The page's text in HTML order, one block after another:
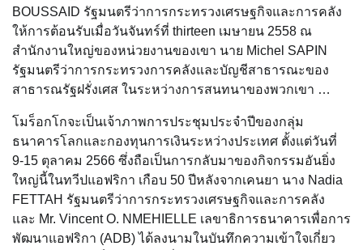
BOUSSAID รัฐมนตรีว่าการกระทรวงเศรษฐกิจและการคลัง
ให้การต้อนรับเมื่อวันจันทร์ที่ thirteen เมษายน 2558 ณ
สำนักงานใหญ่ของหน่วยงานของเขา นาย Michel SAPIN
รัฐมนตรีว่าการกระทรวงการคลังและบัญชีสาธารณะของ
สาธารณรัฐฝรั่งเศส ในระหว่างการสนทนาของพวกเขา …
โมร็อกโกจะเป็นเจ้าภาพการประชุมประจำปีของกลุ่ม
ธนาคารโลกและกองทุนการเงินระหว่างประเทศ ตั้งแต่วันที่
9-15 ตุลาคม 2566 ซึ่งถือเป็นการกลับมาของกิจกรรมอันยิ่ง
ใหญ่นี้ในทวีปแอฟริกา เกือบ 50 ปีหลังจากเคนยา นาง Nadia
FETTAH รัฐมนตรีว่าการกระทรวงเศรษฐกิจและการคลัง
และ Mr. Vincent O. NMEHIELLE เลขาธิการธนาคารเพื่อการ
พัฒนาแอฟริกา (ADB) ได้ลงนามในบันทึกความเข้าใจเกี่ยว